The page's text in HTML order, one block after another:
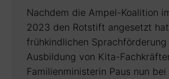
Nachdem die Ampel-Koalition
2023 den Rotstift angesetzt
frühkindlichen
Ausbildung von Kita-
Familienministerin Paus nun